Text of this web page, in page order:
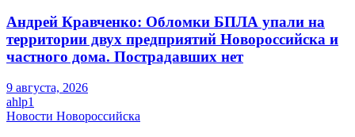
Андрей Кравченко: Обломки БПЛА упали на
территории двух предприятий Новороссийска и
частного дома. Пострадавших нет
9 августа, 2026
ahlp1
Новости Новороссийска